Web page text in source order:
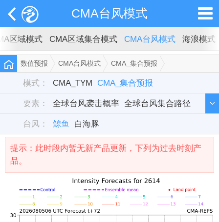
CMA台风模式
区域模式 CMA区域集合模式 CMA台风模式 海浪模式
数值预报 CMA台风模式 CMA_集合预报
区域集合登陆时间及最大风速 鲸鱼
模式： CMA_TYM CMA_集合预报
要素： 全球台风袭击概率 全球台风集合路径
区域集合轨迹及登陆点
区域集合登陆时间及最低气压
台风： 鲸鱼 白海豚
提示：此时段内暂无新产品更新，下列为过去时刻产
品。